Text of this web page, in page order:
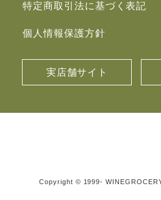
特定商取引法に基づく表記
個人情報保護方針
実店舗サイト
Copyright © 1999-